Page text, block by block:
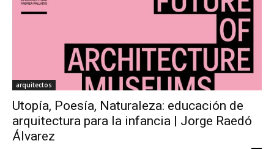
arquitectos
Utopía, Poesía, Naturaleza: educación de
arquitectura para la infancia | Jorge Raedó
Álvarez